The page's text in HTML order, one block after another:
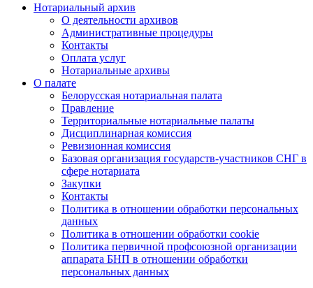
Нотариальный архив
О деятельности архивов
Административные процедуры
Контакты
Оплата услуг
Нотариальные архивы
О палате
Белорусская нотариальная палата
Правление
Территориальные нотариальные палаты
Дисциплинарная комиссия
Ревизионная комиссия
Базовая организация государств-участников СНГ в
сфере нотариата
Закупки
Контакты
Политика в отношении обработки персональных
данных
Политика в отношении обработки cookie
Политика первичной профсоюзной организации
аппарата БНП в отношении обработки
персональных данных